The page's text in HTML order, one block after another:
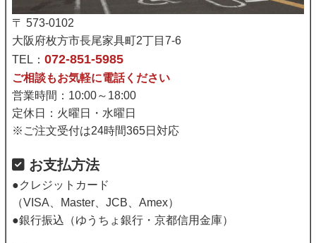
〒 573-0102
大阪府枚方市長尾家具町2丁目7-6
TEL： 072-851-5985
ご相談もお気軽に電話ください
営業時間：10:00～18:00
定休日：火曜日・水曜日
※ご注文受付は24時間365日対応
お支払方法
●クレジットカード
（VISA、Master、JCB、Amex）
●銀行振込（ゆうちょ銀行・京都信用金庫）